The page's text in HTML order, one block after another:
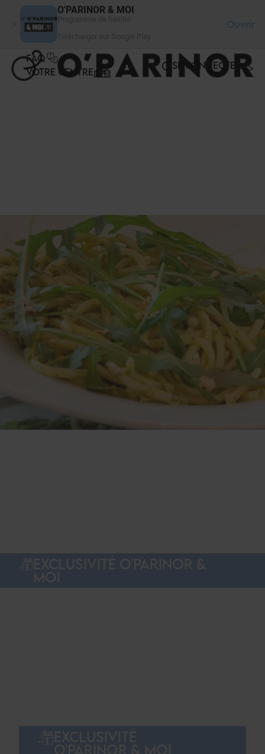
O'PARINOR & MOI
Ouvrir
FAQ
VOTRE CENTRE
SE CONNECTER
Panneau de gestion des cookies